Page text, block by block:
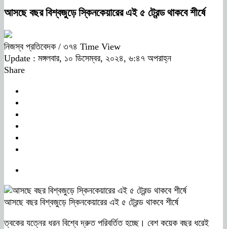
আসছে বছর বিশ্বজুড়ে স্কিনকেয়ারের এই ৫ ট্রেন্ড থাকবে শীর্ষে
নিজস্ব প্রতিবেদক / ৩৭৪ Time View
Update : মঙ্গলবার, ১০ ডিসেম্বর, ২০২৪, ৬:৪৭ অপরাহ্ন
Share
আসছে বছর বিশ্বজুড়ে স্কিনকেয়ারের এই ৫ ট্রেন্ড থাকবে শীর্ষে
ত্বকের যত্নের ধরন বিশ্বে দ্রুত পরিবর্তিত হচ্ছে। বেশ কয়েক বছর ধরেই